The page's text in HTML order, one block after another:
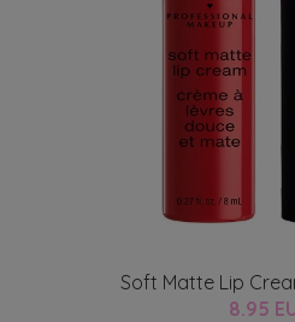
Soft Matte Lip
8.95